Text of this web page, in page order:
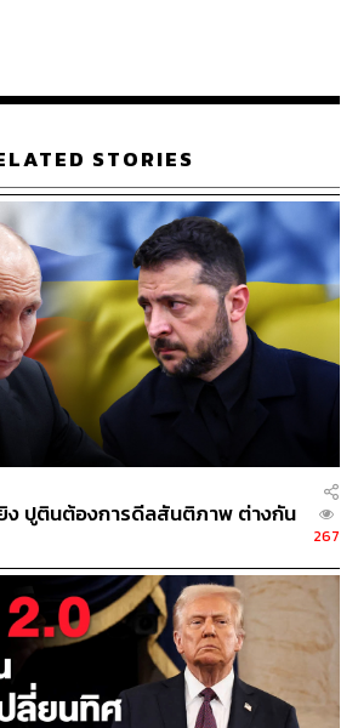
ข้างเคียงอย่างจีน จากที่เคยเป็น
นือภายใต้การนำของคิมจองอึน
วทั้งสิ้น 79 ครั้ง มากกว่าการทดลอง
นือในเวลาเกือบ 3 ทศวรรษภายใต้การ
มจองอิล
ลีเหนือทดลองขีปนาวุธทั้งสิ้น 2 ครั้ง,
, ปี 2014 ทั้งสิ้น 19 ครั้ง, ปี 2015 ทั้ง
งสิ้น 24 ครั้ง และในช่วงครึ่งปีแรกของ
ทั้งสิ้น 13 ครั้ง จะเห็นว่าเพียงครึ่งแรก
ดลองขีปนาวุธไปเกินครึ่งของการ
STORIES
ง ปูตินต้องการดีลสันติภาพ ต่างกัน
267